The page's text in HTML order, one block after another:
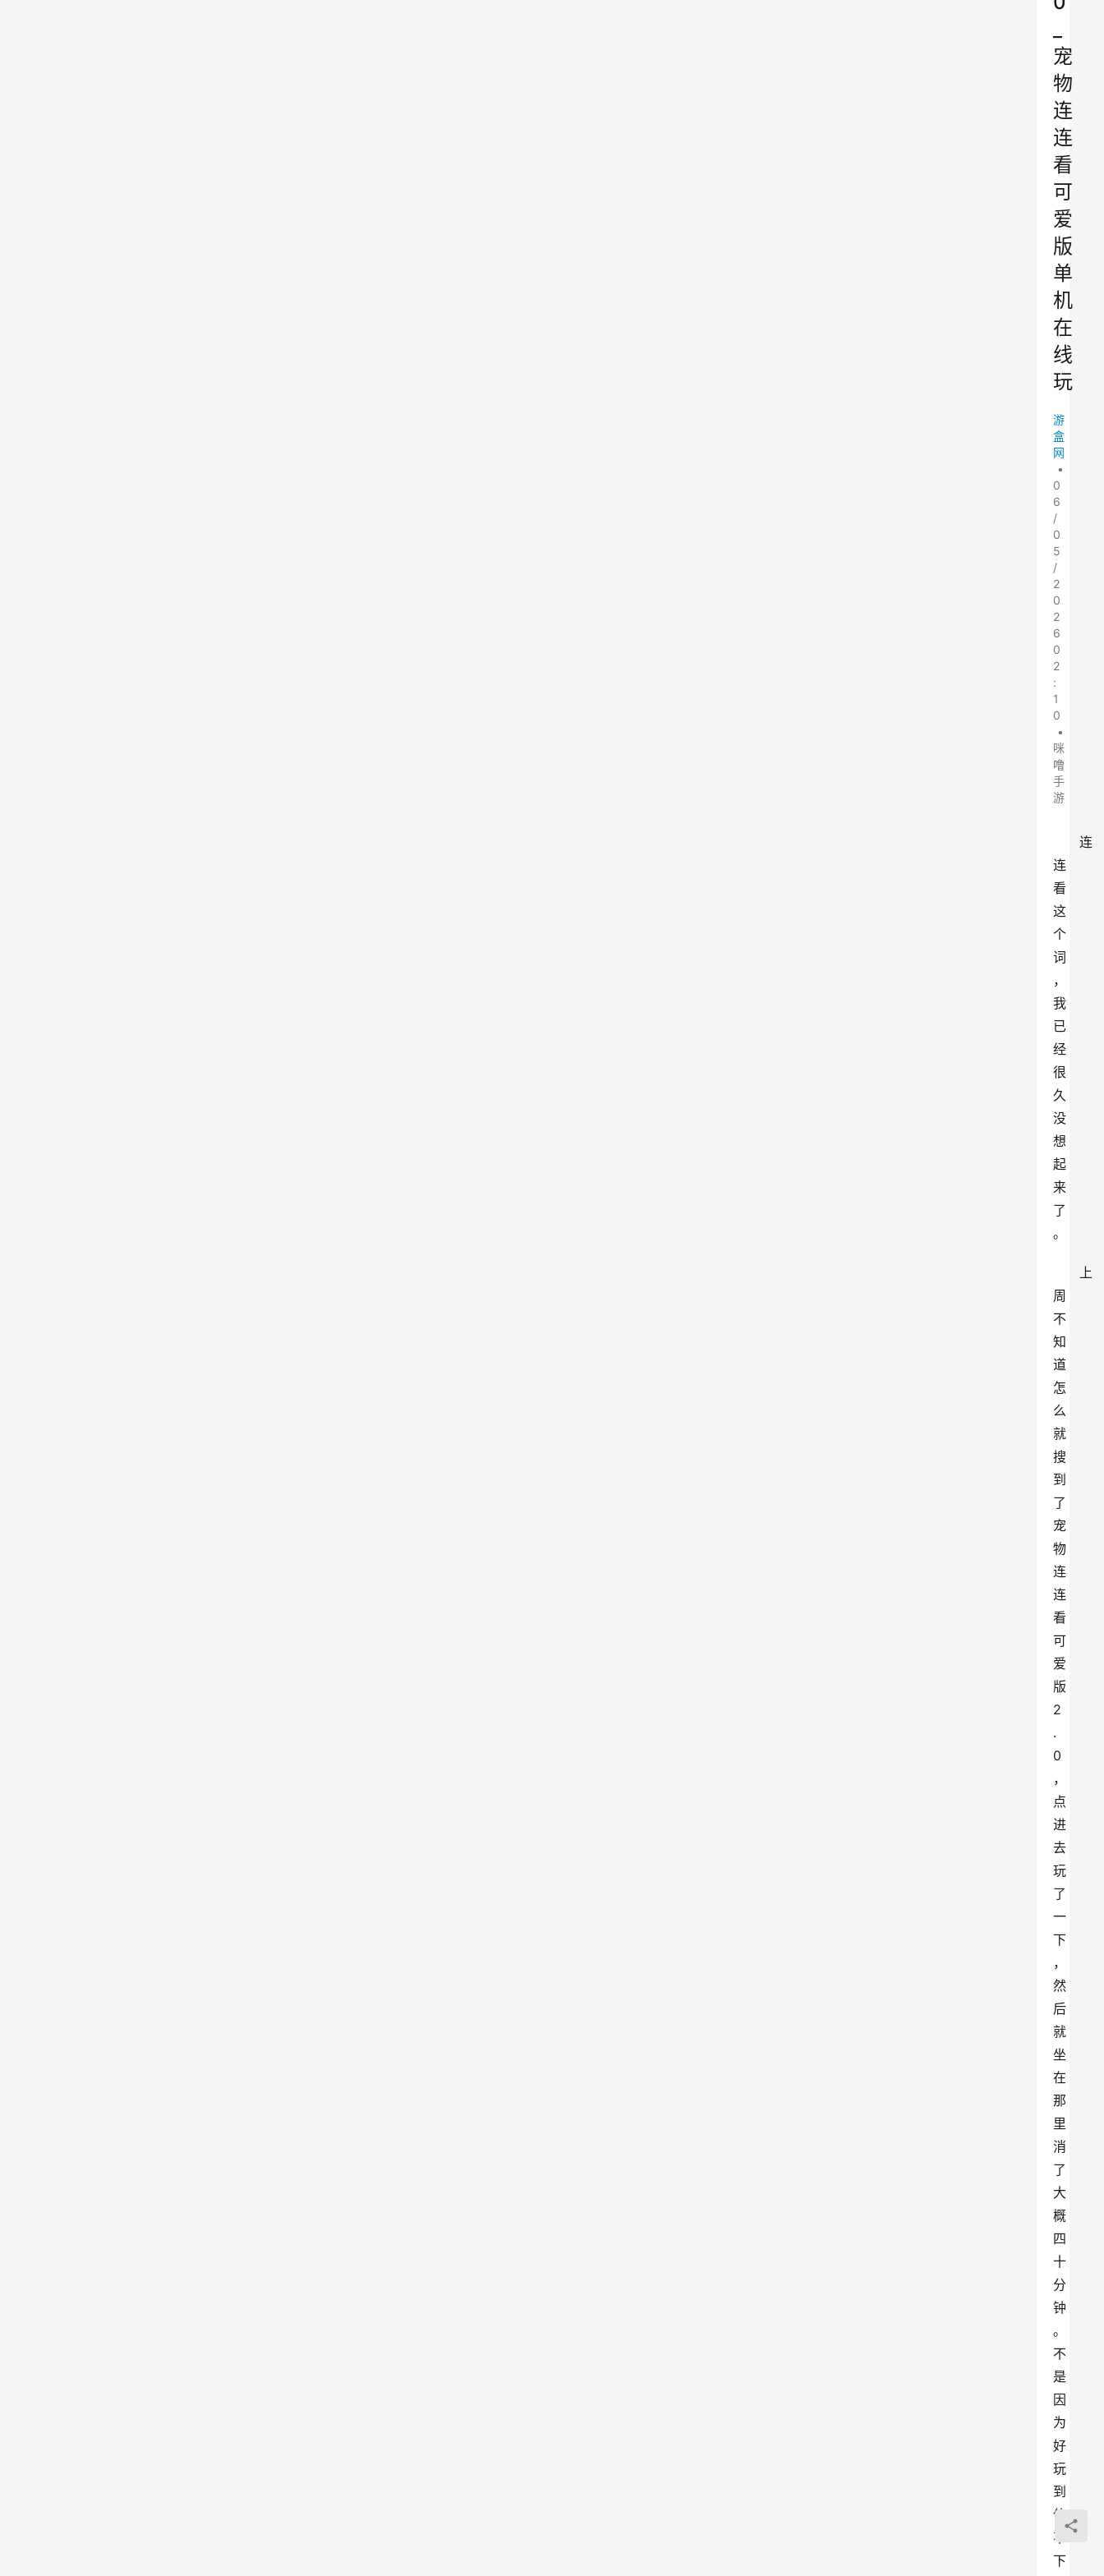
宠
物
连
连
看
可
爱
版
单
机
在
线
玩
游
盒
网
•
0
6
/
0
5
/
2
0
2
6
0
2
:
1
0
•
咪
噜
手
游
连
连
看
这
个
词
，
我
已
经
很
久
没
想
起
来
了
。
上
周
不
知
道
怎
么
就
搜
到
了
宠
物
连
连
看
可
爱
版
2
.
0
，
点
进
去
玩
了
一
下
，
然
后
就
坐
在
那
里
消
了
大
概
四
十
分
钟
。
不
是
因
为
好
玩
到
停
不
下